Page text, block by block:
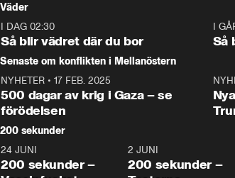
tonårsutvisningarna och hur
Moderaterna ska locka
väljare till valet i höst.
Väder
I DAG 02:30
Så blir vädret där du bor
I
Så
Senaste om konflikten i Mellanöstern
NYHETER • 17 FEB. 2025
500 dagar av krig i Gaza – se
förödelsen
200 sekunder
5:00
24 JUNI
200 sekunder –
2 JUNI
200 sekunder –